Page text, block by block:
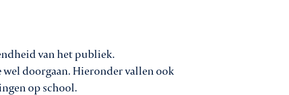
van het publiek.
doorgaan. Hieronder vallen ook
op school.